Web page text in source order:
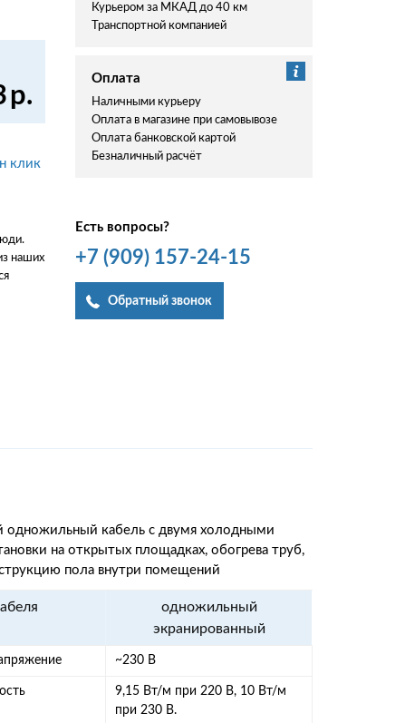
р.
клик
наших
Курьером за МКАД до 40 км
Транспортной компанией
Оплата
Наличными курьеру
Оплата в магазине при самовывозе
Оплата банковской картой
Безналичный расчёт
Есть вопросы?
+7 (909)157-24-15
Обратный звонок
одножильный кабель с двумя холодными
на открытых площадках, обогрева труб,
пола внутри помещений
одножильный
экранированный
~230 В
9,15 Вт/м при 220 В, 10 Вт/м
при 230 В.